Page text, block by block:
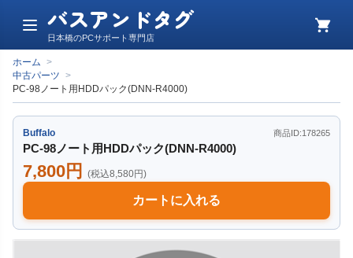
メ
ュ
ー
バスアンドタグ
日本橋のPCサポート専門店
カ
ホーム >
中古パーツ >
PC-98ノート用HDDパック(DNN-R4000)
Buffalo 商品ID:178265
PC-98ノート用HDDパック(DNN-R4000)
7,800円 (税込8,580円)
カートに入れる